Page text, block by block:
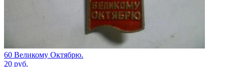
60 Великому Октябрю.
20 руб.